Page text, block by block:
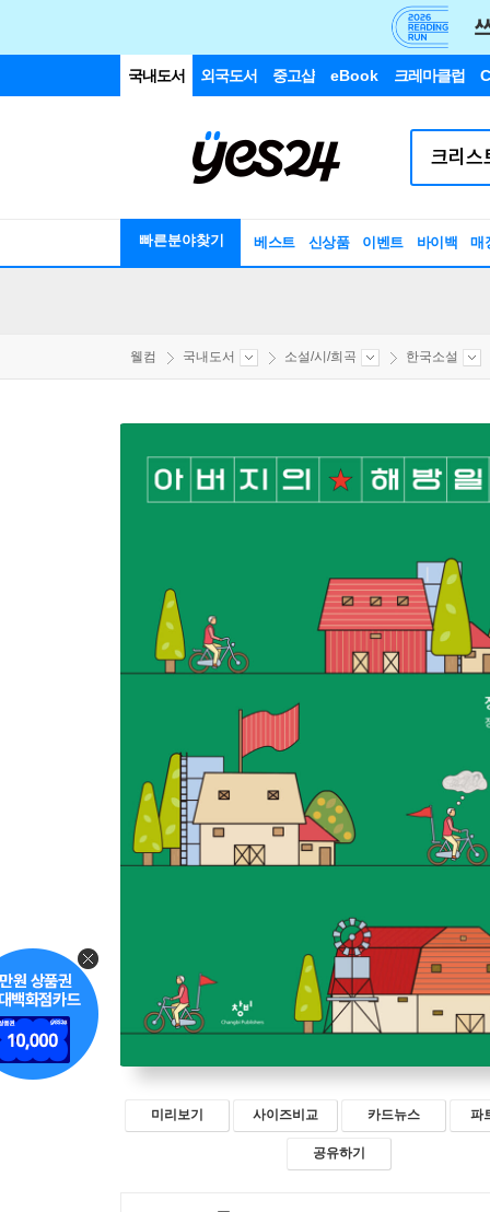
국내도서 외국도서 중고샵 eBook 크레마클럽
빠른분야찾기 베스트 신상품 이벤트 바이백 매
웰컴 국내도서 소설/시/희곡 한국소설
미리보기 사이즈비교 카드뉴스 파
공유하기